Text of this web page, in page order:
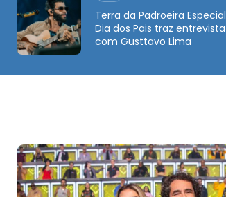
Terra da Padroeira Especial
Dia dos Pais traz entrevista
com Gusttavo Lima